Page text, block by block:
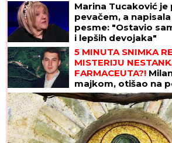
Marina Tucaković je
pevačem, a
pesme: "Ostavio
i lepših devojaka"
5 MINUTA SNIMKA
MISTERIJU
FARMACEUTA?!
majkom, otišao na
NIKO NIJE VIDEO:
OVU poruku (FOTO)